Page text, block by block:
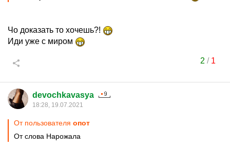
Чо доказать то хочешь?!
Иди уже с миром
2 / 1
devochkavasya
18:28, 19.07.2021
От пользователя опот
От слова Нарожала